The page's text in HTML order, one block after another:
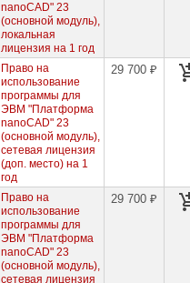
nanoCAD" 23
(основной модуль),
локальная
лицензия на 1 год
Право на
использование
программы для
ЭВМ "Платформа
nanoCAD" 23
(основной модуль),
сетевая лицензия
(доп. место) на 1
год
29 700 ₽
Право на
использование
программы для
ЭВМ "Платформа
nanoCAD" 23
(основной модуль),
сетевая лицензия
29 700 ₽